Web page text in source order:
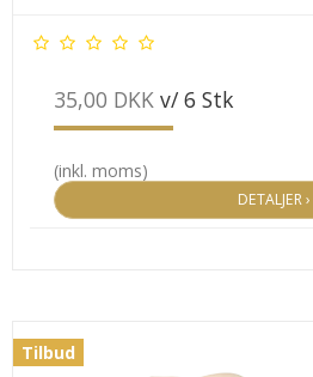
35,00 DKK v/ 6 Stk
(inkl. moms)
DETALJER ›
Tilbud